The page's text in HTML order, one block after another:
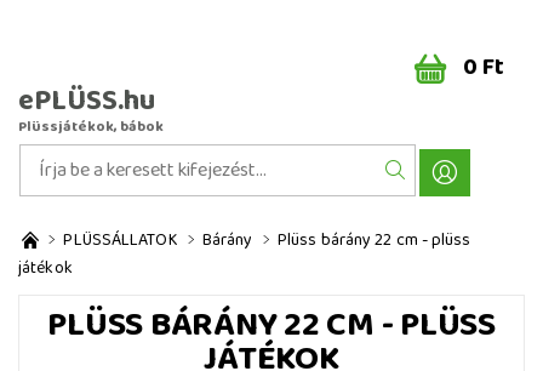
ePLÜSS.hu
Plüssjátékok, bábok
0 Ft
PLÜSSÁLLATOK Bárány
Plüss bárány 22 cm - plüss
játékok
PLÜSS BÁRÁNY 22 CM - PLÜSS
JÁTÉKOK